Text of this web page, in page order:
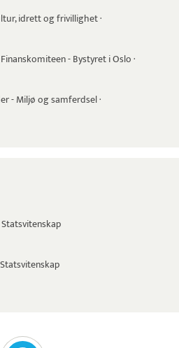
idrett og frivillighet·
- Bystyret i Oslo·
- Miljø og samferdsel·
Statsvitenskap
Statsvitenskap